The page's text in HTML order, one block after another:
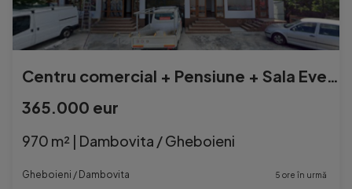
Centru comercial + Pensiune + Sala Evenimente -DN 72A - Ghe
365.000 eur
970 m² | Dambovita / Gheboieni
Gheboieni / Dambovita 5 ore în urmă